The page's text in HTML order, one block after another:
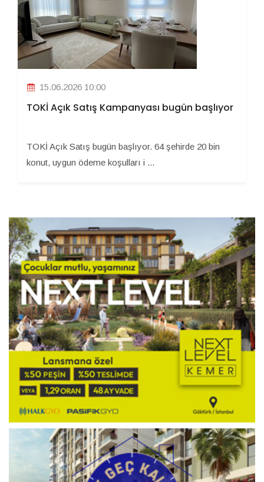
15.06.2026 10:00
TOKİ Açık Satış Kampanyası bugün başlıyor
TOKİ Açık Satış bugün başlıyor. 64 şehirde 20 bin
konut, uygun ödeme koşulları i ...